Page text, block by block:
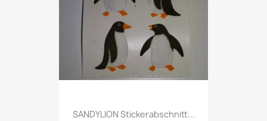
SANDYLION Stickerabschnitt...